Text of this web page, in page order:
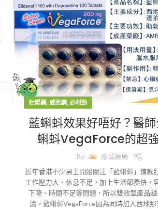
壯陽藥, 威而鋼, 必利勁
藍蝌蚪效果好唔好？醫
蝌蚪VegaForce的超
By
桑瑞藥局
近年香港不少男士開始關注「藍蝌蚪」這款
工作壓力大、休息不足，加上生活節奏快，
下降、時間不足等問題，所以雙效型產品
論。藍蝌蚪VegaForce因為同時加入西地